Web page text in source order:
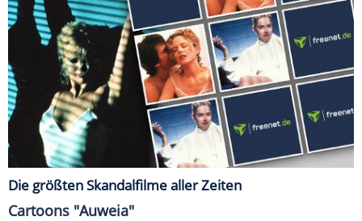
Die größten Skandalfilme aller Zeiten
Cartoons "Auweia"